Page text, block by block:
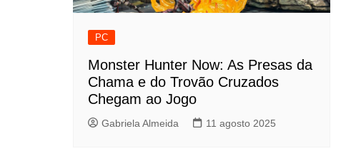
PC
Monster Hunter Now: As Presas da
Chama e do Trovão Cruzados
Chegam ao Jogo
Gabriela Almeida 11 agosto 2025